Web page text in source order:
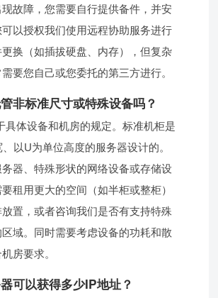
故障，您需要自行提供备件，并安
以授权我们使用远程协助服务进行
换（如插拔硬盘、内存），但复杂
要您自己或您委托的第三方进行。
非标准尺寸或特殊设备吗？
具体设备和机房的规定。标准机柜是
以U为单位高度的服务器设计的。
器、特殊形状的网络设备或存储设
租用更大的空间（如半柜或整柜）
置，或者咨询我们是否有支持特殊
域。同时需要考虑设备的功耗和散
房要求。
可以获得多少IP地址？